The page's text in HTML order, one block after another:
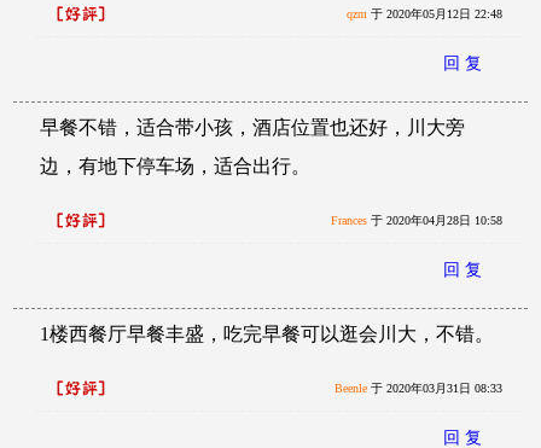
qzm 于 2020年05月12日 22:48
回 复
早餐不错，适合带小孩，酒店位置也还好，川大旁
边，有地下停车场，适合出行。
Frances 于 2020年04月28日 10:58
回 复
1楼西餐厅早餐丰盛，吃完早餐可以逛会川大，不错。
Beenle 于 2020年03月31日 08:33
回 复